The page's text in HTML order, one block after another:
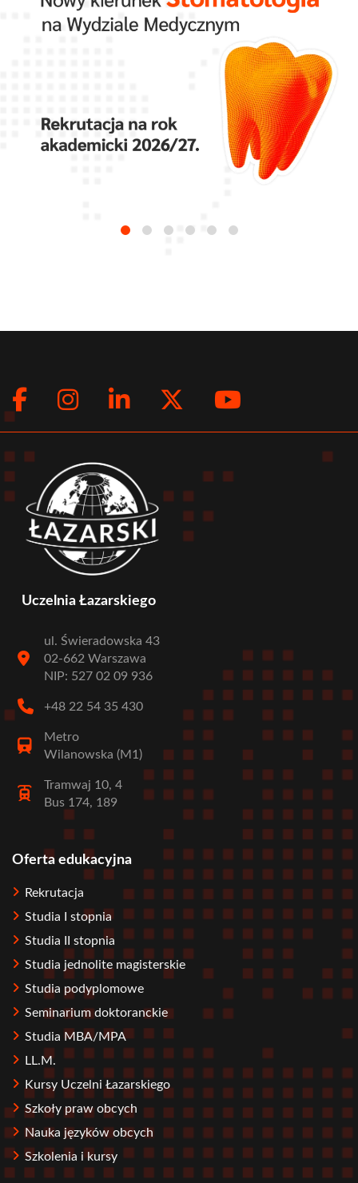
Social
menu
Facebook
Instagram
LinkedInTwitter
Uczelnia Łazarskiego
ul. Świeradowska 43
02-662 Warszawa
NIP: 527 02 09 936
+48 22 54 35 430
Metro
Wilanowska (M1)
Tramwaj 10, 4
Bus 174, 189
Stopka
Oferta edukacyjna
Rekrutacja
Studia I stopnia
Studia II stopnia
Studia jednolite magisterskie
Studia podyplomowe
Seminarium doktoranckie
Studia MBA/MPA
LL.M.
Kursy Uczelni Łazarskiego
Szkoły praw obcych
Nauka języków obcych
Szkolenia i kursy